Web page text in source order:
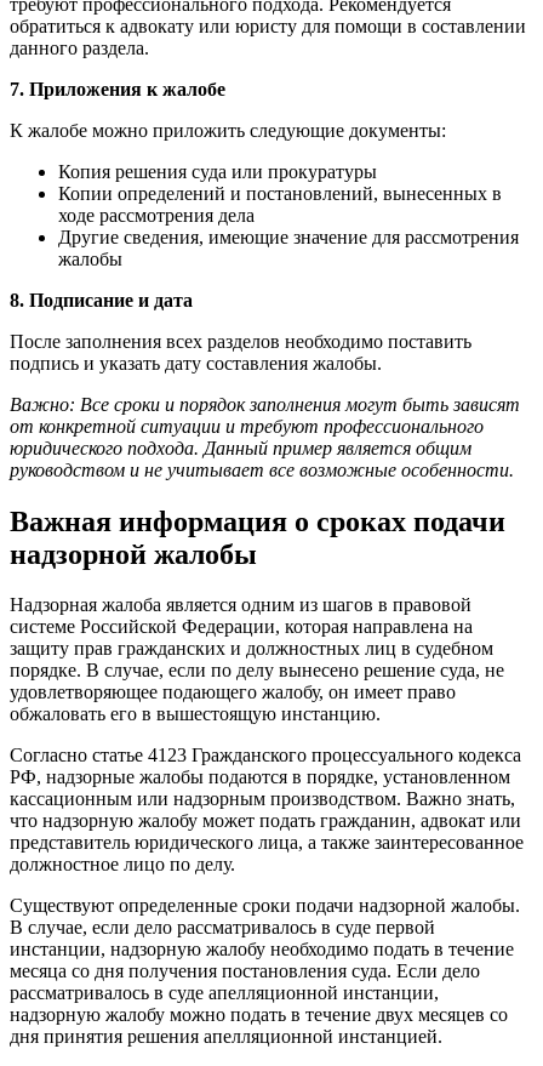
обратиться к адвокату или юристу для помощи в составлении
данного раздела.
7. Приложения к жалобе
К жалобе можно приложить следующие документы:
Копия решения суда или прокуратуры
Копии определений и постановлений, вынесенных в
ходе рассмотрения дела
Другие сведения, имеющие значение для рассмотрения
жалобы
8. Подписание и дата
После заполнения всех разделов необходимо поставить
подпись и указать дату составления жалобы.
Важно: Все сроки и порядок заполнения могут быть зависят
от конкретной ситуации и требуют профессионального
юридического подхода. Данный пример является общим
руководством и не учитывает все возможные особенности.
Важная информация о сроках подачи
надзорной жалобы
Надзорная жалоба является одним из шагов в правовой
системе Российской Федерации, которая направлена на
защиту прав гражданских и должностных лиц в судебном
порядке. В случае, если по делу вынесено решение суда, не
удовлетворяющее подающего жалобу, он имеет право
обжаловать его в вышестоящую инстанцию.
Согласно статье 4123 Гражданского процессуального кодекса
РФ, надзорные жалобы подаются в порядке, установленном
кассационным или надзорным производством. Важно знать,
что надзорную жалобу может подать гражданин, адвокат или
представитель юридического лица, а также заинтересованное
должностное лицо по делу.
Существуют определенные сроки подачи надзорной жалобы.
В случае, если дело рассматривалось в суде первой
инстанции, надзорную жалобу необходимо подать в течение
месяца со дня получения постановления суда. Если дело
рассматривалось в суде апелляционной инстанции,
надзорную жалобу можно подать в течение двух месяцев со
дня принятия решения апелляционной инстанцией.